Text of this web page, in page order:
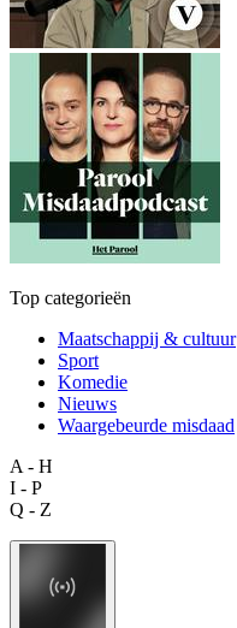
Top categorieën
Maatschappij & cultuur
Sport
Komedie
Nieuws
Waargebeurde misdaad
A - H
I - P
Q - Z